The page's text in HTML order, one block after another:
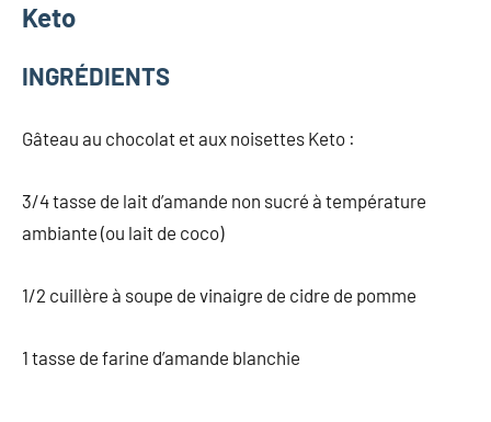
Keto
INGRÉDIENTS
Gâteau au chocolat et aux noisettes Keto :
3/4 tasse de lait d’amande non sucré à température
ambiante (ou lait de coco)
1/2 cuillère à soupe de vinaigre de cidre de pomme
1 tasse de farine d’amande blanchie